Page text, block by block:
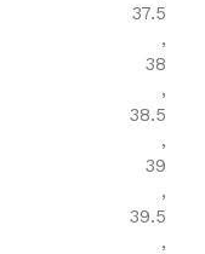
37.5
,
38
,
38.5
,
39
,
39.5
,